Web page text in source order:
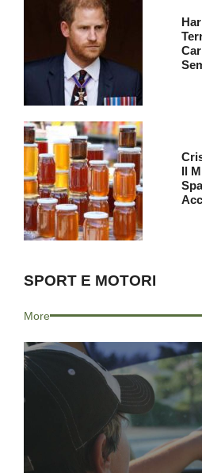
Il
SPORT E MOTORI
More